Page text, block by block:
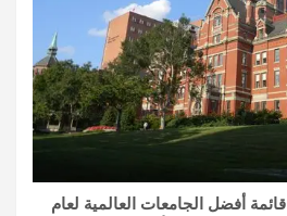
أفضل الجامعات العالمية لعام